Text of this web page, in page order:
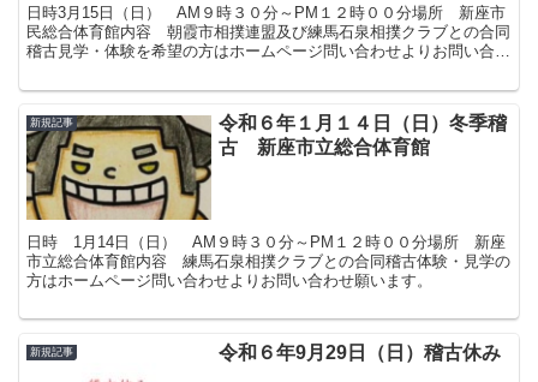
日時3月15日（日） AM９時３０分～PM１２時００分場所 新座市
民総合体育館内容 朝霞市相撲連盟及び練馬石泉相撲クラブとの合同
稽古見学・体験を希望の方はホームページ問い合わせよりお問い合わ
新規記事
令和６年１月１４日（日）冬季稽
古 新座市立総合体育館
日時 1月14日（日） AM９時３０分～PM１２時００分場所 新座
市立総合体育館内容 練馬石泉相撲クラブとの合同稽古体験・見学の
方はホームページ問い合わせよりお問い合わせ願います。
新規記事 令和６年9月29日（日）稽古休み